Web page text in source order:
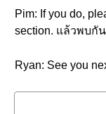
Pim: If you do,
section. แล้วพบกั
Ryan: See you